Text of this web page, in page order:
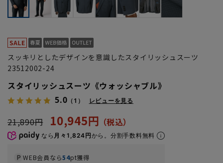
スッキリとしたデザインを意識したスタイリッシュスーツ
23512002-24
スタイリッシュスーツ《ウォッシャブル》
5.0 （1） レビューを見る
21,890円 10,945円
なら 月々1,824円から。分割手数料無料
WEB会員なら54pt獲得